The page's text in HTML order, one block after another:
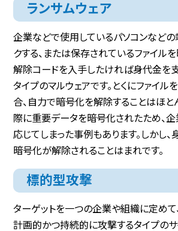
ランサムウェア
企業などで使用しているパソコンなど
クする、または保存されているファイル
解除コードを入手したければ身代金を
タイプのマルウェアです。とくにファイ
合、自力で暗号化を解除することはほと
際に重要データを暗号化されたため、
応じてしまった事例もあります。しかし
暗号化が解除されることはまれです。
標的型攻撃
ターゲットを一つの企業や組織に定めて
計画的かつ持続的に攻撃するタイプのサ